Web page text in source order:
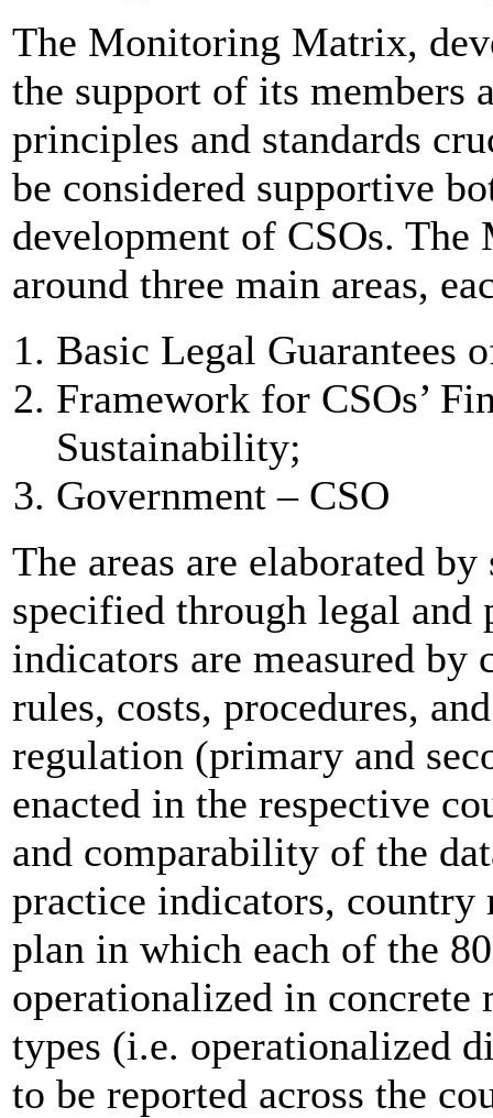
The Monitoring Matrix,
the support of its members
principles and standards
be considered supportive
development of CSOs.
around three main areas,
Basic Legal Guarantees
Framework for CSOs’
Sustainability;
Government – CSO
The areas are elaborated
specified through legal
indicators are measured by
rules, costs, procedures,
regulation (primary and
enacted in the respective
and comparability of the
practice indicators, country
plan in which each of the
operationalized in concrete
types (i.e. operationalized
to be reported across the